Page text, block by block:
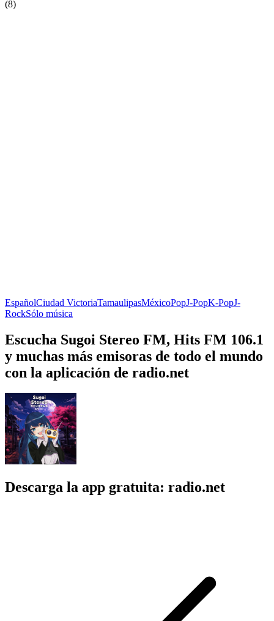
(8)
EspañolCiudad VictoriaTamaulipasMéxicoPopJ-PopK-PopJ-
RockSólo música
Escucha Sugoi Stereo FM, Hits FM 106.1
y muchas más emisoras de todo el mundo
con la aplicación de radio.net
Descarga la app gratuita: radio.net